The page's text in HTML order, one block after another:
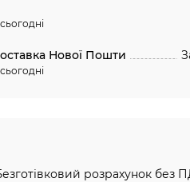
Нової Пошти
розрахунок без